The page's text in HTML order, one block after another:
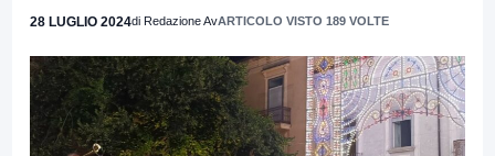
28 LUGLIO 2024di Redazione AvARTICOLO VISTO 189 VOLTE